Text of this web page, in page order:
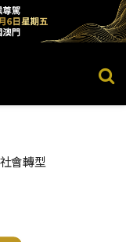
會轉型